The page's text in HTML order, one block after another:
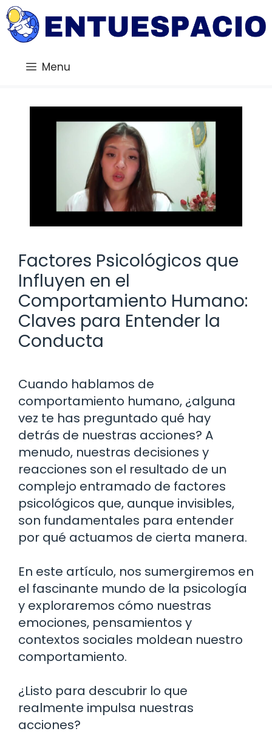
Saltar
al
contenido
Menu
Factores Psicológicos que
Influyen en el
Comportamiento Humano:
Claves para Entender la
Conducta
Cuando hablamos de
comportamiento humano, ¿alguna
vez te has preguntado qué hay
detrás de nuestras acciones? A
menudo, nuestras decisiones y
reacciones son el resultado de un
complejo entramado de factores
psicológicos que, aunque invisibles,
son fundamentales para entender
por qué actuamos de cierta manera.
En este artículo, nos sumergiremos en
el fascinante mundo de la psicología
y exploraremos cómo nuestras
emociones, pensamientos y
contextos sociales moldean nuestro
comportamiento.
¿Listo para descubrir lo que
realmente impulsa nuestras
acciones?